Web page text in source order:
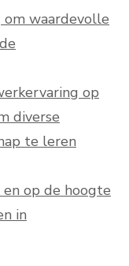
waardevolle
op
diverse
te leren
op de hoogte
in